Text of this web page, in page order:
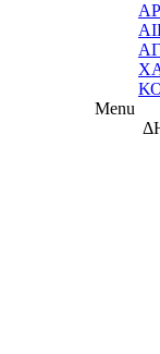
Menu